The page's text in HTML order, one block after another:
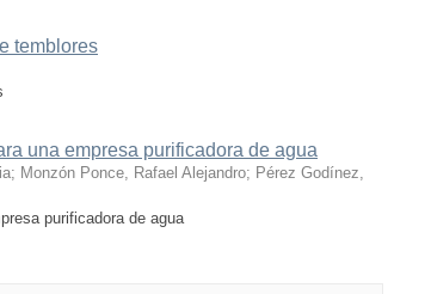
temblores
una empresa purificadora de agua
; Monzón Ponce, Rafael Alejandro; Pérez Godínez,
purificadora de agua